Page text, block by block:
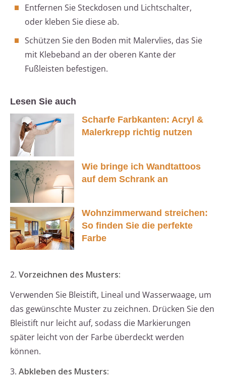
Entfernen Sie Steckdosen und Lichtschalter,
oder kleben Sie diese ab.
Schützen Sie den Boden mit Malervlies, das Sie
mit Klebeband an der oberen Kante der
Fußleisten befestigen.
Lesen Sie auch
Scharfe Farbkanten: Acryl &
Malerkrepp richtig nutzen
Wie bringe ich Wandtattoos
auf dem Schrank an
Wohnzimmerwand streichen:
So finden Sie die perfekte
Farbe
2. Vorzeichnen des Musters:
Verwenden Sie Bleistift, Lineal und Wasserwaage, um
das gewünschte Muster zu zeichnen. Drücken Sie den
Bleistift nur leicht auf, sodass die Markierungen
später leicht von der Farbe überdeckt werden
können.
3. Abkleben des Musters: